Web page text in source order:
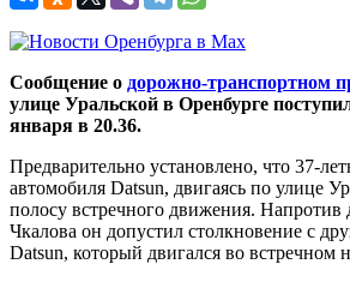
Сообщение о дорожно-транспортном
улице Уральской в Оренбурге
января в 20.36.
Предварительно установлено, что 37-
автомобиля Datsun, двигаясь по улице
полосу встречного движения.
Чкалова он допустил столкновение с
Datsun, который двигался во встречном